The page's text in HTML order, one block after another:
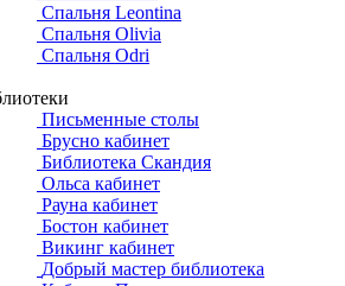
Спальня Leontina
Спальня Olivia
Спальня Odri
Письменные столы
Брусно кабинет
Библиотека Скандия
Ольса кабинет
Рауна кабинет
Бостон кабинет
Викинг кабинет
Добрый мастер библиотека